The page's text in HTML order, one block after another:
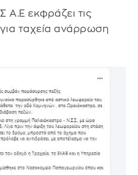
εκφράζει τις
ταχεία ανάρρωση